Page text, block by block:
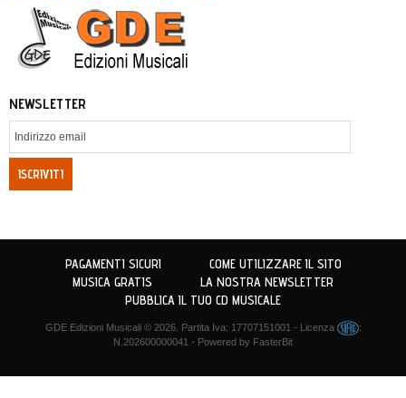
NEWSLETTER
ISCRIVITI
PAGAMENTI SICURI
COME UTILIZZARE IL SITO
MUSICA GRATIS
LA NOSTRA NEWSLETTER
PUBBLICA IL TUO CD MUSICALE
GDE Edizioni Musicali© 2026. Partita Iva: 17707151001 - Licenza
:
N.202600000041 - Powered by FasterBit